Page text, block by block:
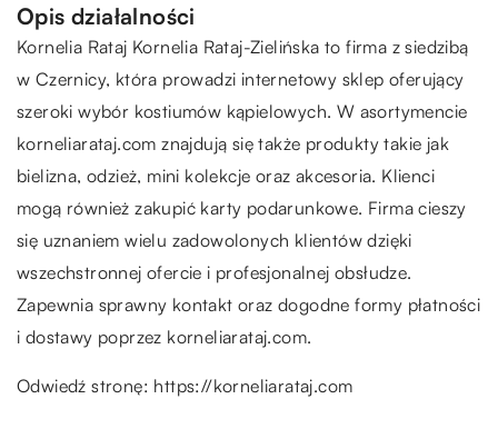
Opis działalności
Kornelia Rataj Kornelia Rataj-Zielińska to firma z siedzibą
w Czernicy, która prowadzi internetowy sklep oferujący
szeroki wybór kostiumów kąpielowych. W asortymencie
korneliarataj.com znajdują się także produkty takie jak
bielizna, odzież, mini kolekcje oraz akcesoria. Klienci
mogą również zakupić karty podarunkowe. Firma cieszy
się uznaniem wielu zadowolonych klientów dzięki
wszechstronnej ofercie i profesjonalnej obsłudze.
Zapewnia sprawny kontakt oraz dogodne formy płatności
i dostawy poprzez korneliarataj.com.
Odwiedź stronę: https://korneliarataj.com